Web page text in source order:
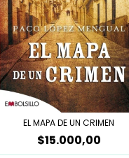
EL MAPA DE UN CRIMEN
$15.000,00